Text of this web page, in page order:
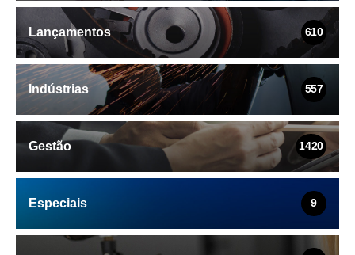
Lançamentos 610
Indústrias 557
Gestão 1420
Especiais 9